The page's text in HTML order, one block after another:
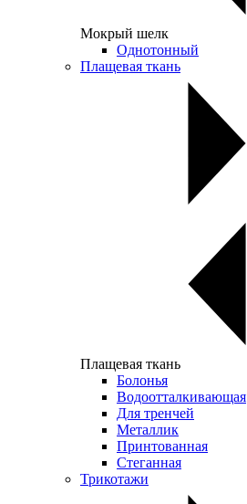
Мокрый шелк
Однотонный
Плащевая ткань
Плащевая ткань
Болонья
Водоотталкивающая
Для тренчей
Металлик
Принтованная
Стеганная
Трикотажи